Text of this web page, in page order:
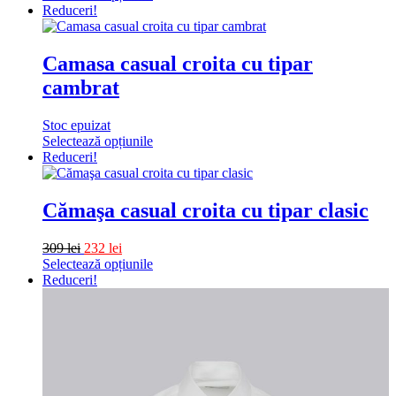
alese
în
pagina
produsului.
Acest
produs
mai
multe
variații.
pot
fi
alese
în
pagina
produsului.
Reduceri!
Camasa casual croita cu tipar
cambrat
Stoc epuizat
Selectează opțiunile
Acest
produs
mai
multe
Opțiunile
pot
fi
Reduceri!
Cămaşa casual croita cu tipar clasic
309lei 232 lei
Selectează opțiunile
Acest
Reduceri!